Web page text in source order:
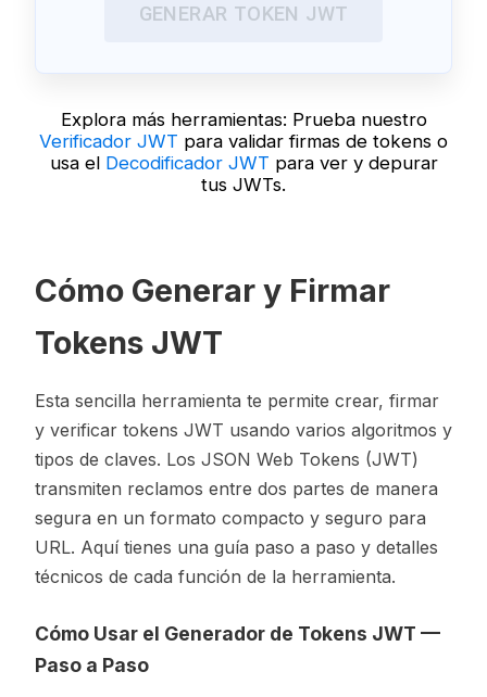
GENERAR TOKEN JWT
Explora más herramientas: Prueba nuestro
Verificador JWT para validar firmas de tokens o
usa el Decodificador JWT para ver y depurar
tus JWTs.
Cómo Generar y Firmar
Tokens JWT
Esta sencilla herramienta te permite crear, firmar
y verificar tokens JWT usando varios algoritmos y
tipos de claves. Los JSON Web Tokens (JWT)
transmiten reclamos entre dos partes de manera
segura en un formato compacto y seguro para
URL. Aquí tienes una guía paso a paso y detalles
técnicos de cada función de la herramienta.
Cómo Usar el Generador de Tokens JWT —
Paso a Paso